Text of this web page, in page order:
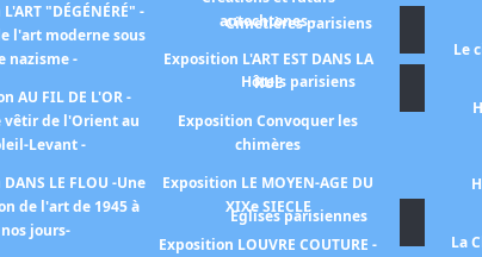
"DÉGÉNÉRÉ" -
l'art moderne sous
nazisme -
AU FIL DE L'OR -
vêtir de l'Orient au
Levant -
LE FLOU -Une
de l'art de 1945 à
nos jours-
autochtones -
Exposition L'ART EST DANS LA
RUE
Exposition Convoquer les
chimères
Exposition LE MOYEN-AGE DU
XIXe SIECLE
Exposition LOUVRE COUTURE -
Cimetières parisiens
Le
Hôtels parisiens
Eglises parisiennes
La